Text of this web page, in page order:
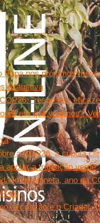
Papa nos próximos
exaustiva
"respostas
em que vivemos".
a COP26, a cúpula
apoiar a transição verde
do planeta, ano da
26
a criação e o Criador.